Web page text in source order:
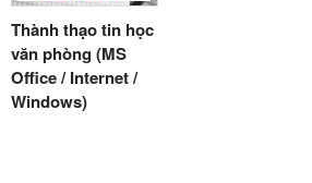
Thành thạo tin học
văn phòng (MS
Office / Internet /
Windows)